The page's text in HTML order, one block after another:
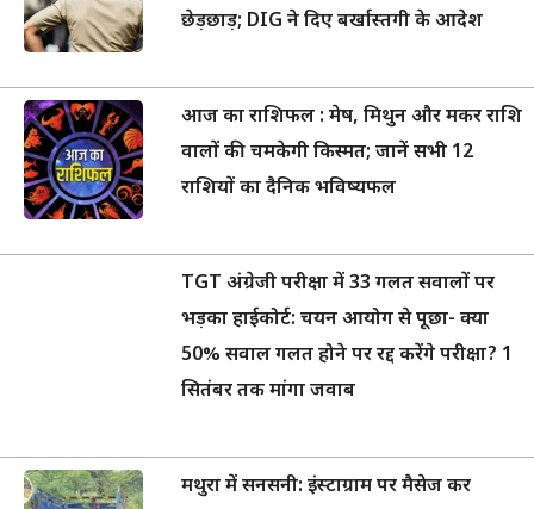
छेड़छाड़; DIG ने दिए बर्खास्तगी के आदेश
आज का राशिफल : मेष, मिथुन और मकर राशि
वालों की चमकेगी किस्मत; जानें सभी 12
राशियों का दैनिक भविष्यफल
TGT अंग्रेजी परीक्षा में 33 गलत सवालों पर
भड़का हाईकोर्ट: चयन आयोग से पूछा- क्या
50% सवाल गलत होने पर रद्द करेंगे परीक्षा? 1
सितंबर तक मांगा जवाब
मथुरा में सनसनी: इंस्टाग्राम पर मैसेज कर